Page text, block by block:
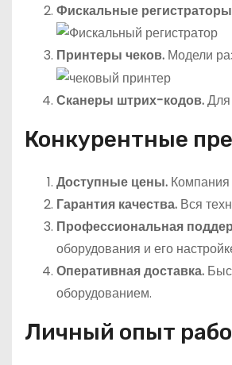
Фискальные
Принтеры чеков. Модели
Сканеры штрих-кодов.Для
Конкурентные
Доступные цены. Компания
Гарантия качества. Вся
Профессиональная
оборудования и его
Оперативная доставка.
оборудованием.
Личный опыт